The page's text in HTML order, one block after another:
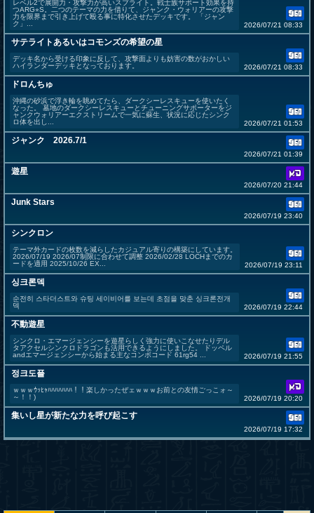
レベル2で展開力・攻撃力が高いスプライト。戦士族サポート効果を持
つARG⭐︎S。二つのテーマの力を借りて、ジャンク・ウォリアーの攻撃
力を限界まで引き上げて殴る事に特化させたデッキです。 「ジャン
ク」...
2026/07/21 08:33
サテライトあるいはコモンズの希望の星
デッキ名から受ける印象に反して、攻撃面よりも妨害の数がおかしい
ハイランダーデッキとなっております。
2026/07/21 08:33
ドロんちゅ
沖縄の砂浜で浮き輪を眺めてたら、ダークシーレスキューを使いたく
なった。 墓地のダークシーレスキューとチューニングサポーターをジ
ャンクウォリアーエクストリームで一気に蘇生、状況に応じたシンク
ロ体を出し...
2026/07/21 01:53
ジャンク 2026.7/1
2026/07/21 01:39
遊星
2026/07/20 21:44
Junk Stars
2026/07/19 23:40
シンクロン
テーマ外カードの枚数を減らしたカジュアル寄りの構築にしています。
2026/07/19 2026/07制限に合わせて調整 2026/02/28 LOCHまでのカ
ードを適用 2025/10/26 EX...
2026/07/19 23:11
싱크론덱
순전히 스타더스트와 슈팅 세이비어를 보는데 초점을 맞춘 싱크론전개
덱
2026/07/19 22:44
不動遊星
シンクロ・エマージェンシーを遊星らしく強力に使いこなせたりデル
タアクセルシンクロドラゴンも活用できるようにしました。 ドッペル
andエマージェンシーから始まる主なコンボコード 61rg54 ...
2026/07/19 21:55
정크도플
ｗｗｗｳｯﾋｬﾊﾊﾊﾊﾊﾊﾊ！！楽しかったぜェｗｗｗお前との友情ごっこォ～
～！！)
2026/07/19 20:20
集いし星が新たな力を呼び起こす
2026/07/19 17:32